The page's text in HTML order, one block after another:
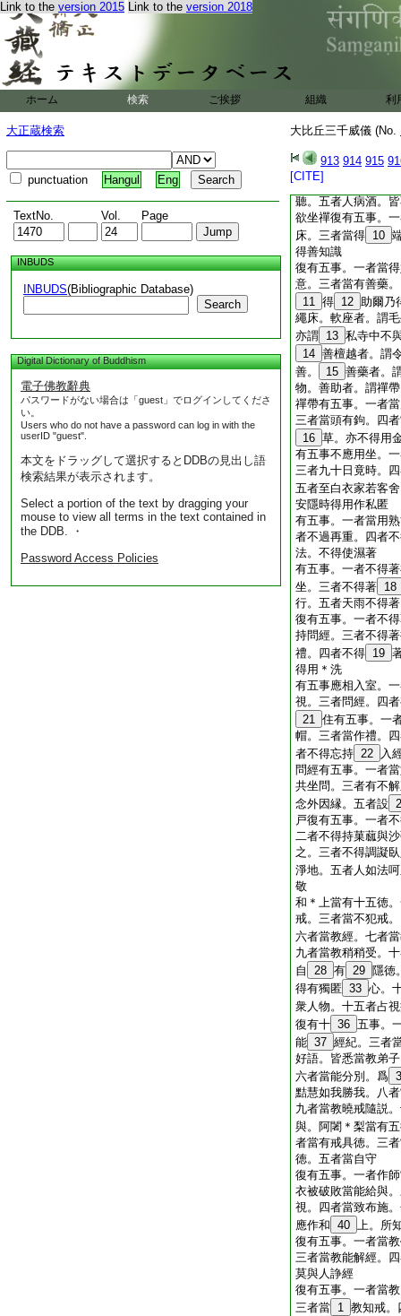
Link to the version 2015 Link to the version 2018
ホーム 検索 ご挨拶 組織 利
大正蔵検索
punctuation Hangul Eng
TextNo. Vol. Page
INBUDS
INBUDS(Bibliographic Database)
Search
Digital Dictionary of Buddhism
電子佛教辭典
パスワードがない場合は「guest」でログインしてくださ
い。
Users who do not have a password can log in with the
userID "guest".
本文をドラッグして選択するとDDBの見出し語
検索結果が表示されます。
Select a portion of the text by dragging your
mouse to view all terms in the text contained in
the DDB. ・
Password Access Policies
大比丘三千威儀 (No.
913 914 915
[CITE]
坐。四者當
却坐已
坐有五事。一者當
物施者。當排下著前
犯戒。三者誹謗佛
五者不應爲白衣説
復有五事。一者
9
者人知少所經。欲
聽。五者人病酒。
欲坐禪復有五事。
床。三者當得 10
得善知識
復有五事。一者當
意。三者當有善藥
11 得 12 助爾乃
繩床。軟座者。謂
亦謂 13 私寺中不
14 善檀越者。謂
善。
15 善藥者。
物。善助者。謂禪帶
禪帶有五事。一者
三者當頭有鉤。四
16 草。亦不得用
有五事不應用坐。
三者九十日竟時。
五者至白衣家若客
安隱時得用作私匿
有五事。一者當用
者不過再重。四者
法。不得使濕著
有五事。一者不得
坐。三者不得著 18
行。五者天雨不得
復有五事。一者不
持問經。三者不得
禮。四者不得 19
得用＊洗
有五事應相入室。
視。三者問經。四
21 住有五事。一
帽。三者當作禮。
者不得忘持 22
入
問經有五事。一者
共坐問。三者有不
念外因縁。五者設
戸復有五事。一者
二者不得持菓蓏與
之。三者不得調譺
淨地。五者人如法
敬
和＊上當有十五徳
戒。三者當不犯戒
六者當教經。七者
九者當教稍稍受。
自
28 有 29 隱徳
得有獨匿 33 心。
衆人物。十五者占
復有十 36 五事。
能 37 經紀。三者
好語。皆悉當教弟
六者當能分別。爲
黠慧如我勝我。八
九者當教曉戒隨説
與。阿闍＊梨當有
者當有戒具徳。三
徳。五者當自守
復有五事。一者作
衣被破敗當能給與
視。四者當致布施
應作和 40 上。所
復有五事。一者當
三者當教能解經。
莫與人諍經
復有五事。一者當
三者當 1 教知戒。